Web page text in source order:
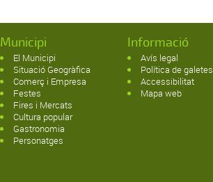
Municipi
El Municipi
Situació Geogràfica
Comerç i Empresa
Festes
Fires i Mercats
Cultura popular
Gastronomia
Personatges
Informació
Avís legal
Política de galetes
Accessibilitat
Mapa web